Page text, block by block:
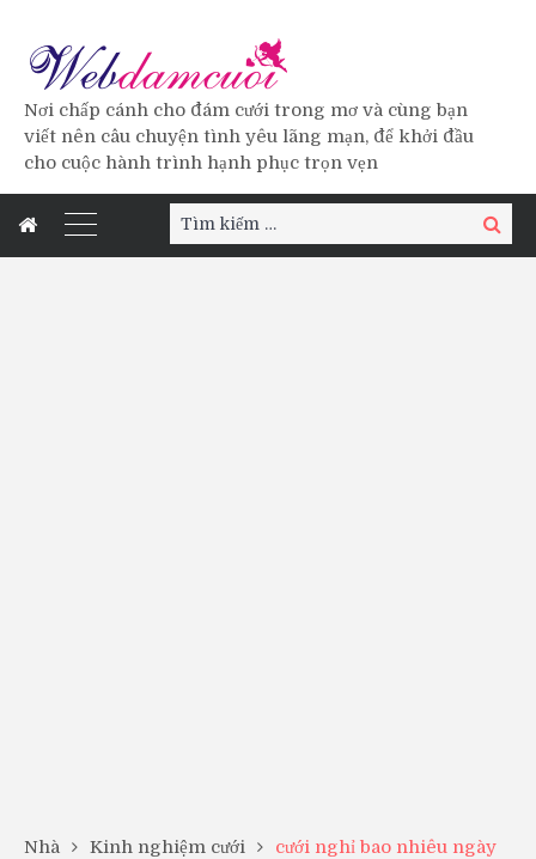
Nơi chấp cánh cho đám cưới trong mơ và cùng bạn
viết nên câu chuyện tình yêu lãng mạn, để khởi đầu
cho cuộc hành trình hạnh phục trọn vẹn
Tìm
kiếm:
Tìm
kiếm
Nhà Kinh nghiệm cưới cưới nghỉ bao nhiêu ngày